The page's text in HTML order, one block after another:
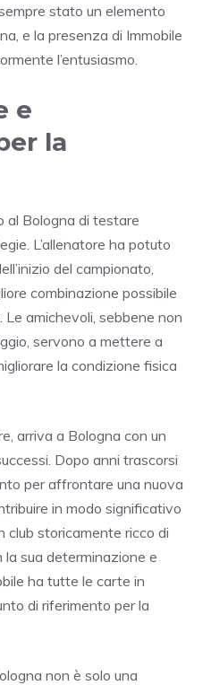
stato un elemento
e la presenza di Immobile
l’entusiasmo.
e
la
al Bologna di testare
L’allenatore ha potuto
del campionato,
combinazione possibile
amichevoli, sebbene non
servono a mettere a
la condizione fisica
arriva a Bologna con un
Dopo anni trascorsi
per affrontare una nuova
in modo significativo
club storicamente ricco di
la sua determinazione e
ha tutte le carte in
di riferimento per la
non è solo una